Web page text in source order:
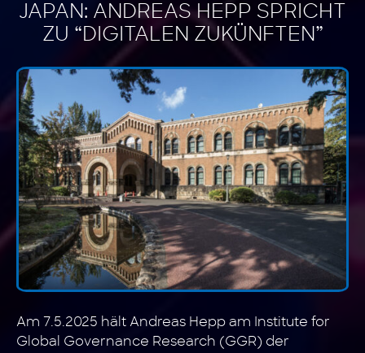
JAPAN: ANDREAS HEPP SPRICHT
ZU “DIGITALEN ZUKÜNFTEN”
Am 7.5.2025 hält Andreas Hepp am Institute for
Global Governance Research (GGR) der